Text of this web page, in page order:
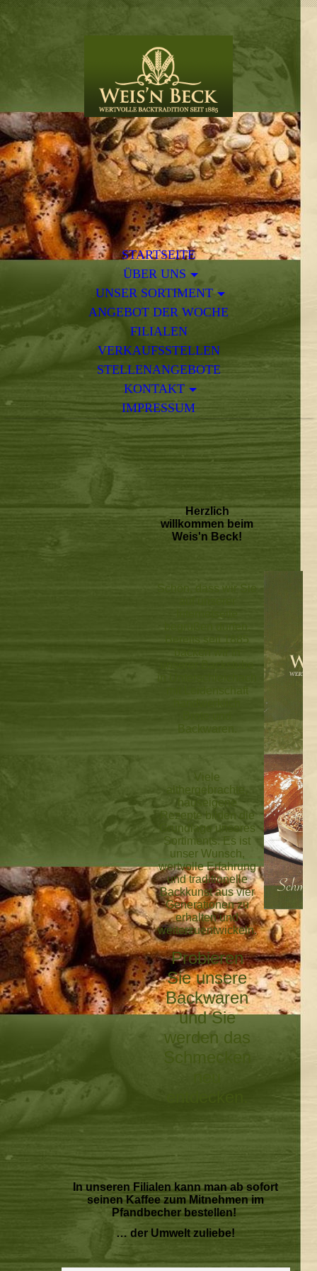
STARTSEITE
ÜBER UNS
UNSER SORTIMENT
ANGEBOT DER WOCHE
FILIALEN
VERKAUFSSTELLEN
STELLENANGEBOTE
KONTAKT
IMPRESSUM
Herzlich
willkommen beim
Weis'n Beck!
Schön, dass wir Sie
Internetseite
begrüßen dürfen.
Bereits seit 1885
backen wir in
unserer Backstube
mit Leidenschaft
handwerklich
Backwaren.
Viele
althergebrachte,
hauseigene
Rezepte bilden die
Grundlage unseres
Sortiments.Es ist
unser Wunsch,
wertvolle Erfahrung
und traditionelle
Backkunst aus vier
Generationen zu
erhalten und
weiterzuentwickeln.
Probieren
Sie unsere
Backwaren
und Sie
werden das
Schmecken
In unseren Filialen kann man ab sofort
seinen Kaffee zum Mitnehmen im
Pfandbecher bestellen!
… der Umwelt zuliebe!